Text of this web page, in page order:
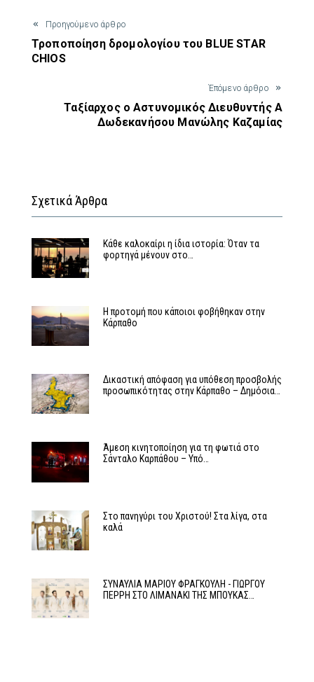
Προηγούμενο άρθρο
Τροποποίηση δρομολογίου του BLUE STAR
CHIOS
Έπόμενο άρθρο
Ταξίαρχος ο Αστυνομικός Διευθυντής Α
Δωδεκανήσου Μανώλης Καζαμίας
Σχετικά Άρθρα
Κάθε καλοκαίρι η ίδια ιστορία: Όταν τα
φορτηγά μένουν στο…
Η προτομή που κάποιοι φοβήθηκαν στην
Κάρπαθο
Δικαστική απόφαση για υπόθεση προσβολής
προσωπικότητας στην Κάρπαθο – Δημόσια…
Άμεση κινητοποίηση για τη φωτιά στο
Σάνταλο Καρπάθου – Υπό…
Στο πανηγύρι του Χριστού! Στα λίγα, στα
καλά
ΣΥΝΑΥΛΙΑ ΜΑΡΙΟΥ ΦΡΑΓΚΟΥΛΗ - ΓΙΩΡΓΟΥ
ΠΕΡΡΗ ΣΤΟ ΛΙΜΑΝΑΚΙ ΤΗΣ ΜΠΟΥΚΑΣ…